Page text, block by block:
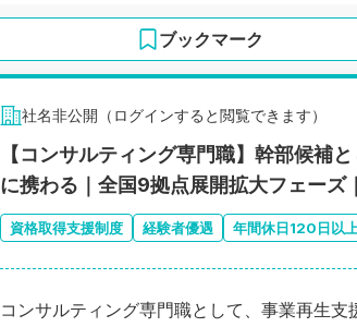
ブックマーク
社名非公開（ログインすると閲覧できます）
【コンサルティング専門職】幹部候補
に携わる｜全国9拠点展開拡大フェーズ
資格取得支援制度 経験者優遇 年間休日120日以上
コンサルティング専門職として、事業再生